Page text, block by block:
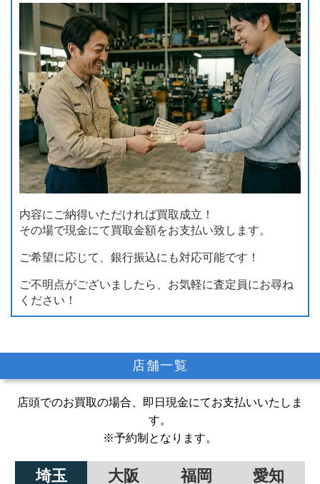
内容にご納得いただければ買取成立！
その場で現金にて買取金額をお支払い致します。
ご希望に応じて、銀行振込にも対応可能です！
ご不明点がございましたら、お気軽に査定員にお尋ね
ください！
店舗一覧
店頭でのお買取の場合、即日現金にてお支払いいたしま
す。
※予約制となります。
埼玉 大阪 福岡 愛知